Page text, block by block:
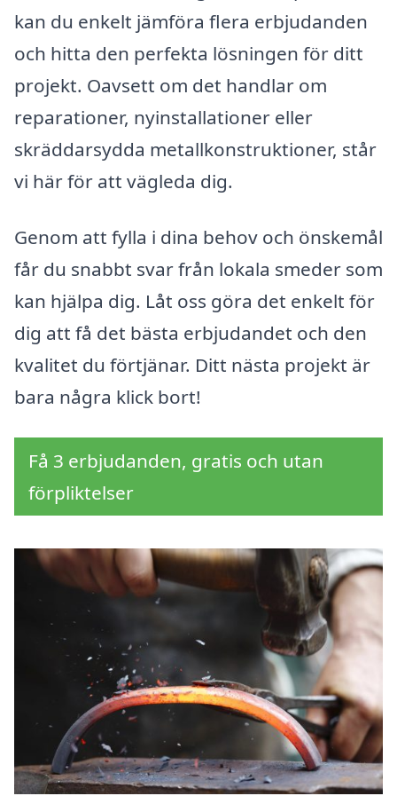
kan du enkelt jämföra flera erbjudanden
och hitta den perfekta lösningen för ditt
projekt. Oavsett om det handlar om
reparationer, nyinstallationer eller
skräddarsydda metallkonstruktioner, står
vi här för att vägleda dig.
Genom att fylla i dina behov och önskemål
får du snabbt svar från lokala smeder som
kan hjälpa dig. Låt oss göra det enkelt för
dig att få det bästa erbjudandet och den
kvalitet du förtjänar. Ditt nästa projekt är
bara några klick bort!
Få 3 erbjudanden, gratis och utan
förpliktelser